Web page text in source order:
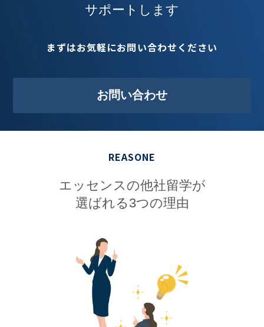
サポートします
まずはお気軽にお問い合わせください
お問い合わせ
REASONE
エッセンスの他社留学が
選ばれる3つの理由